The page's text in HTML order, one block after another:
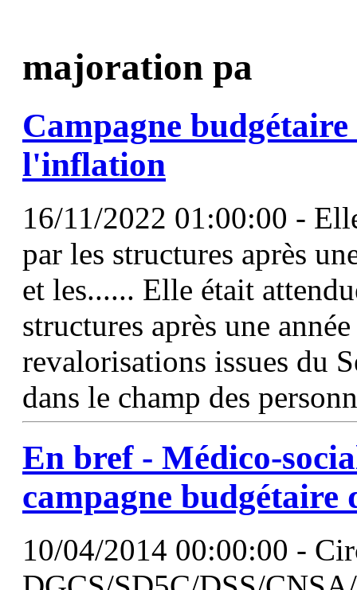
majoration pa
Campagne budgétaire
l'inflation
16/11/2022 01:00:00 -
par les structures après
et les...... Elle était
structures après une
revalorisations issues du
dans le champ des
En bref - Médico-
campagne budgétaire
10/04/2014 00:00:00 -